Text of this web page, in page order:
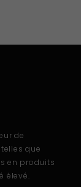
de
que
en produits
élevé.